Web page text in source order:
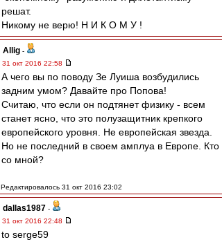
решат.
Никому не верю! Н И К О М У !
Allig -
31 окт 2016 22:58
А чего вы по поводу Зе Луиша возбудились
задним умом? Давайте про Попова!
Считаю, что если он подтянет физику - всем
станет ясно, что это полузащитник крепкого
европейского уровня. Не европейская звезда.
Но не последний в своем амплуа в Европе. Кто
со мной?
Редактировалось 31 окт 2016 23:02
dallas1987 -
31 окт 2016 22:48
to serge59